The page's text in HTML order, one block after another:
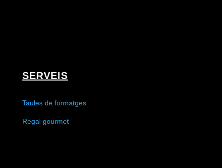
SERVEIS
Taules de formatges
Regal gourmet